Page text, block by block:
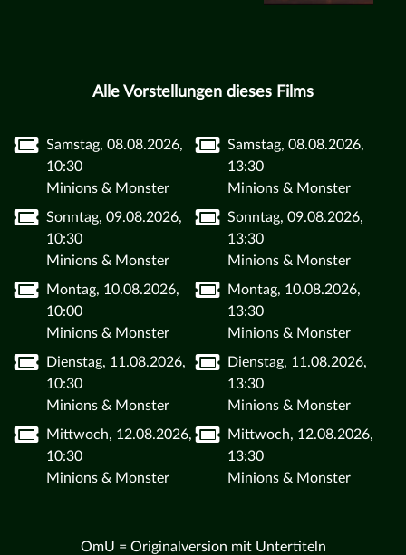
Alle Vorstellungen dieses Films
Samstag, 08.08.2026,
10:30
Minions & Monster
Samstag, 08.08.2026,
13:30
Minions & Monster
Sonntag, 09.08.2026,
10:30
Minions & Monster
Sonntag, 09.08.2026,
13:30
Minions & Monster
Montag, 10.08.2026,
10:00
Minions & Monster
Montag, 10.08.2026,
13:30
Minions & Monster
Dienstag, 11.08.2026,
10:30
Minions & Monster
Dienstag, 11.08.2026,
13:30
Minions & Monster
Mittwoch, 12.08.2026,
10:30
Minions & Monster
Mittwoch, 12.08.2026,
13:30
Minions & Monster
OmU = Originalversion mit Untertiteln